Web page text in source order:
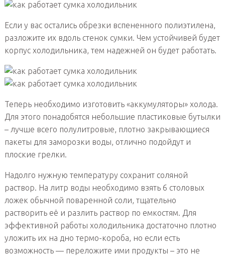
Если у вас остались обрезки вспененного полиэтилена,
разложите их вдоль стенок сумки. Чем устойчивей будет
корпус холодильника, тем надежней он будет работать.
Теперь необходимо изготовить «аккумуляторы» холода.
Для этого понадобятся небольшие пластиковые бутылки
– лучше всего полулитровые, плотно закрывающиеся
пакеты для заморозки воды, отлично подойдут и
плоские грелки.
Надолго нужную температуру сохранит соляной
раствор. На литр воды необходимо взять 6 столовых
ложек обычной поваренной соли, тщательно
растворить её и разлить раствор по емкостям. Для
эффективной работы холодильника достаточно плотно
уложить их на дно термо-короба, но если есть
возможность — переложите ими продукты – это не